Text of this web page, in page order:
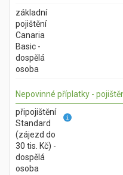
základní
pojištění
Canaria
Basic -
dospělá
osoba
Nepovinné příplatky -
připojištění
Standard
(zájezd do
30 tis. Kč) -
dospělá
osoba